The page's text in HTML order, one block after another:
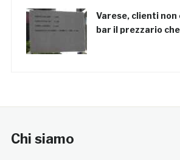
Varese, clienti non
bar il prezzario
Chi siamo